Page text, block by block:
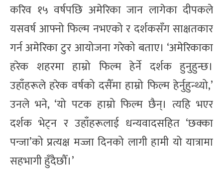
करिव १५ वर्षपछि अमेरिका जान लागेका दीपकले
यसवर्ष आफ्नो फिल्म नभएको र दर्शकसँग साक्षतकार
गर्न अमेरिका टुर आयोजना गरेको बताए। ‘अमेरिकाका
हरेक शहरमा हाम्रो फिल्म हेर्ने दर्शक हुनुहुन्छ।
उहाँहरूले हरेक वर्षको दसैँमा हाम्रो फिल्म हेर्नुहुन्थ्यो,’
उनले भने, ‘यो पटक हाम्रो फिल्म छैन्। त्यहि भएर
दर्शक भेट्न र उहाँहरूलाई धन्यवादसहित ‘छक्का
पन्जा’को प्रत्यक्ष मज्जा दिनको लागी हामी यो यात्रामा
सहभागी हुँदैछौँ।’